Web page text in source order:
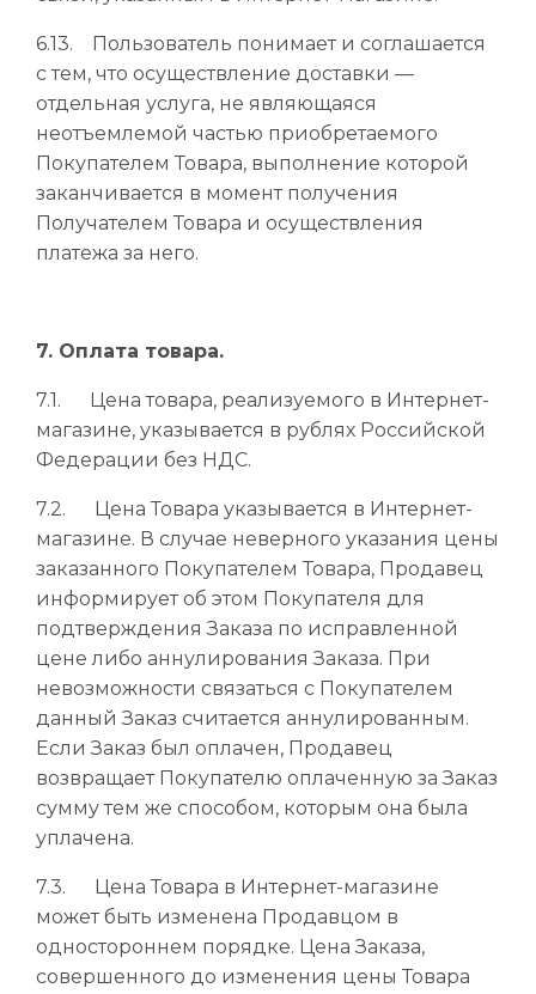
6.13. Пользователь понимает и соглашается
с тем, что осуществление доставки —
отдельная услуга, не являющаяся
неотъемлемой частью приобретаемого
Покупателем Товара, выполнение которой
заканчивается в момент получения
Получателем Товара и осуществления
платежа за него.
7. Оплата товара.
7.1. Цена товара, реализуемого в Интернет-
магазине, указывается в рублях Российской
Федерации без НДС.
7.2. Цена Товара указывается в Интернет-
магазине. В случае неверного указания цены
заказанного Покупателем Товара, Продавец
информирует об этом Покупателя для
подтверждения Заказа по исправленной
цене либо аннулирования Заказа. При
невозможности связаться с Покупателем
данный Заказ считается аннулированным.
Если Заказ был оплачен, Продавец
возвращает Покупателю оплаченную за Заказ
сумму тем же способом, которым она была
уплачена.
7.3. Цена Товара в Интернет-магазине
может быть изменена Продавцом в
одностороннем порядке. Цена Заказа,
совершенного до изменения цены Товара